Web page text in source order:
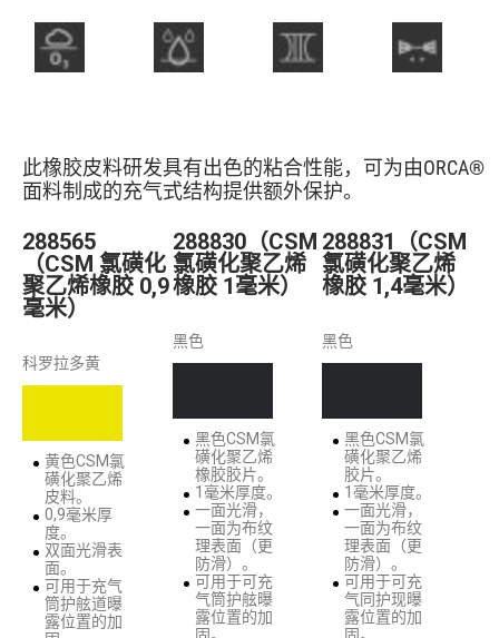
此橡胶皮料研发具有出色的粘合性能，可为由ORCA®
面料制成的充气式结构提供额外保护。
288565
（CSM 氯磺化
聚乙烯橡胶 0,9
毫米）
科罗拉多黄
黄色CSM氯
磺化聚乙烯
皮料。
0,9毫米厚
度。
双面光滑表
面。
可用于充气
筒护舷道曝
露位置的加
288830（CSM
氯磺化聚乙烯
橡胶 1毫米）
黑色
黑色CSM氯
磺化聚乙烯
橡胶胶片。
1毫米厚度。
一面光滑，
一面为布纹
理表面（更
防滑）。
可用于可充
气筒护舷曝
露位置的加
288831（CSM
氯磺化聚乙烯
橡胶 1,4毫米）
黑色
黑色CSM氯
磺化聚乙烯
胶片。
1毫米厚度。
一面光滑，
一面为布纹
理表面（更
防滑）。
可用于可充
气同护现曝
露位置的加